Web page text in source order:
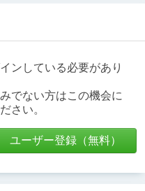
ンしている必要があり
でない方はこの機会に
さい。
ユーザー登録（無料）